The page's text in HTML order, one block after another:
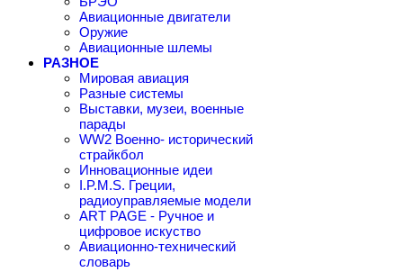
Авиационные двигатели
Оружие
Авиационные шлемы
РАЗНОЕ
Мировая авиация
Разные системы
Выставки, музеи, военные
парады
WW2 Военно- исторический
страйкбол
Инновационные идеи
I.P.M.S. Греции,
радиоуправляемые модели
ART PAGE - Ручное и
цифровое искуство
Авиационно-технический
словарь